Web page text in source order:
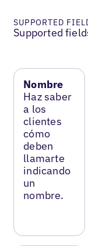
SUPPORTED
Supported
Nombre
Haz saber
a los
clientes
cómo
deben
llamarte
indicando
un
nombre.